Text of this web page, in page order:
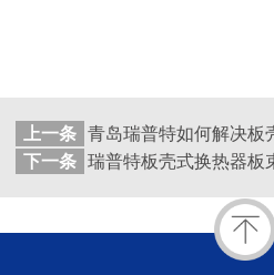
上一条
下一条